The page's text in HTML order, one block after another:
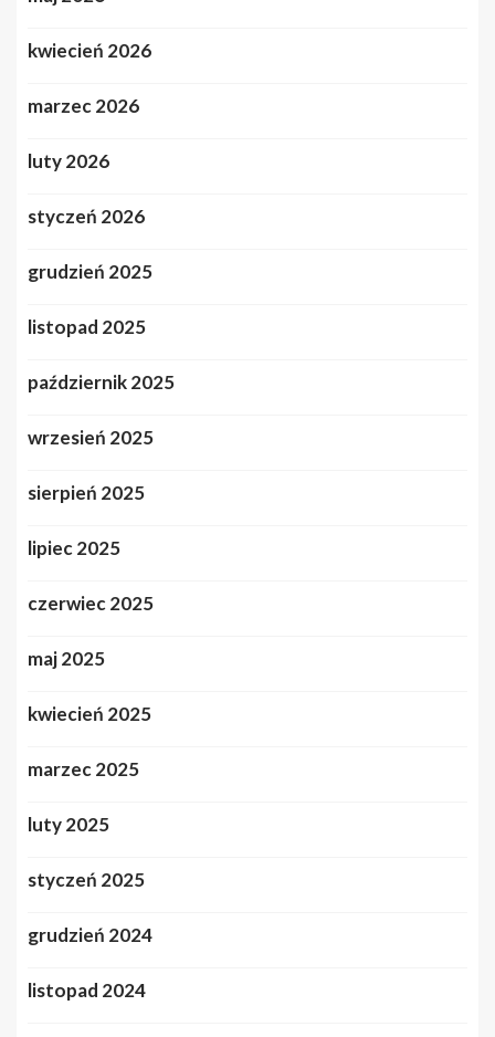
kwiecień 2026
marzec 2026
luty 2026
styczeń 2026
grudzień 2025
listopad 2025
październik 2025
wrzesień 2025
sierpień 2025
lipiec 2025
czerwiec 2025
maj 2025
kwiecień 2025
marzec 2025
luty 2025
styczeń 2025
grudzień 2024
listopad 2024